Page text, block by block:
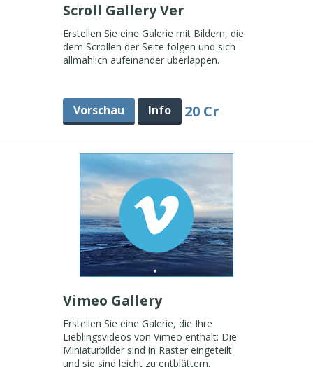
Scroll Gallery Ver
Erstellen Sie eine Galerie mit Bildern, die
dem Scrollen der Seite folgen und sich
allmählich aufeinander überlappen.
Vorschau Info 20 Cr
Vimeo Gallery
Erstellen Sie eine Galerie, die Ihre
Lieblingsvideos von Vimeo enthält: Die
Miniaturbilder sind in Raster eingeteilt
und sie sind leicht zu entblättern.